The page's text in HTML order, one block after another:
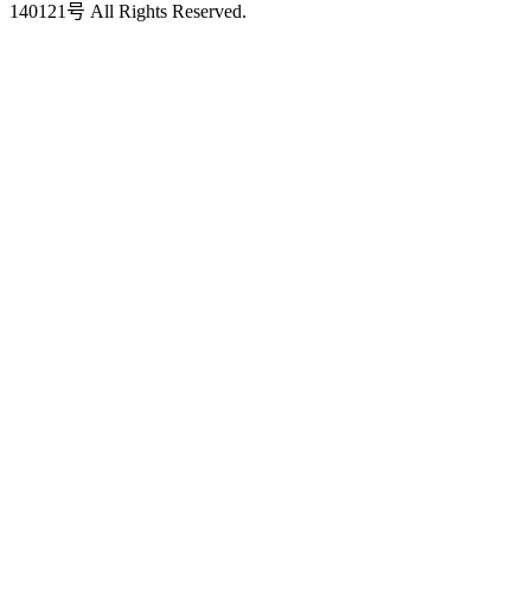
140121号 All Rights Reserved.